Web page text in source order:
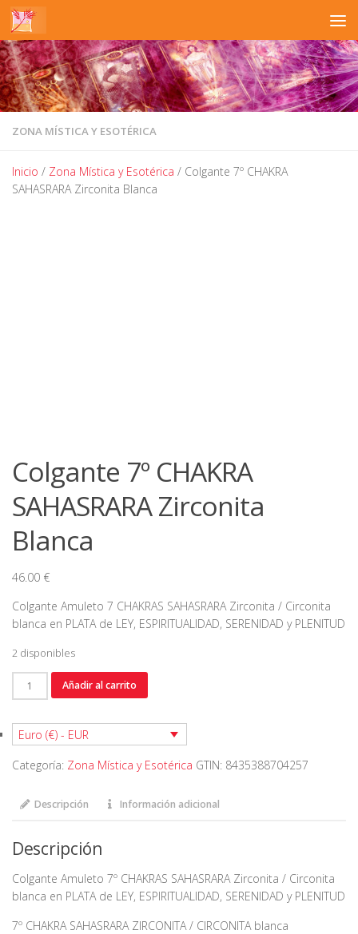
Saltar al contenido
ZONA MÍSTICA Y ESOTÉRICA
Inicio / Zona Mística y Esotérica / Colgante 7º CHAKRA
SAHASRARA Zirconita Blanca
Colgante 7º CHAKRA
SAHASRARA Zirconita
Blanca
46.00 €
Colgante Amuleto 7 CHAKRAS SAHASRARA Zirconita / Circonita
blanca en PLATA de LEY, ESPIRITUALIDAD, SERENIDAD y PLENITUD
2 disponibles
Colgante
7º
SAHASRARA
Zirconita
Blanca
Añadir al carrito
Euro (€) - EUR
Categoría: Zona Mística y Esotérica GTIN: 8435388704257
Descripción Información adicional
Descripción
Colgante Amuleto 7º CHAKRAS SAHASRARA Zirconita / Circonita
blanca en PLATA de LEY, ESPIRITUALIDAD, SERENIDAD y PLENITUD
7º CHAKRA SAHASRARA ZIRCONITA / CIRCONITA blanca